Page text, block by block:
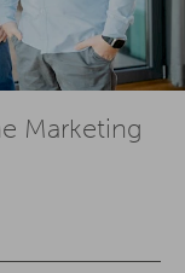
Marketing